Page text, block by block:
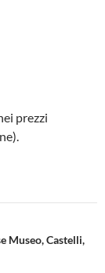
prezzi
Museo, Castelli,